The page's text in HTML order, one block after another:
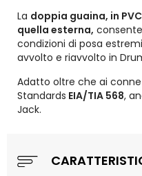
La doppia guaina, in
quella esterna,
condizioni di posa
avvolto e riavvolto in
Adatto oltre che ai
Standards EIA/TIA 568,
Jack.